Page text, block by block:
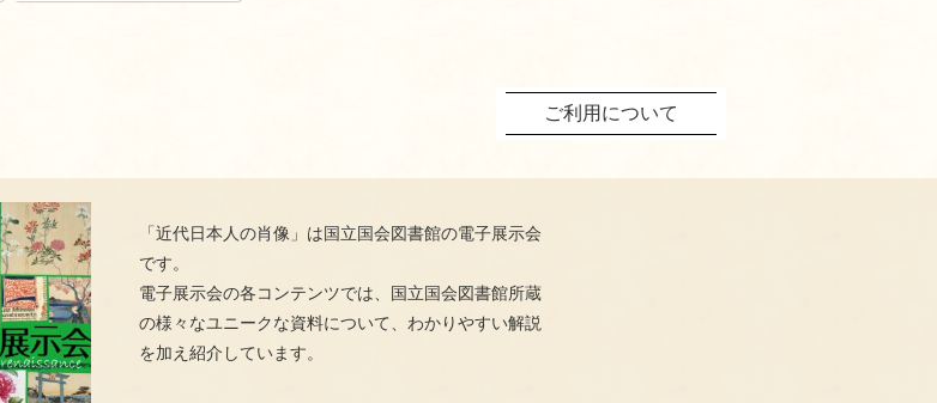
ご利用について
「近代日本人の肖像」は国立国会図書館の電子展示会
です。
電子展示会の各コンテンツでは、国立国会図書館所蔵
の様々なユニークな資料について、わかりやすい解説
を加え紹介しています。